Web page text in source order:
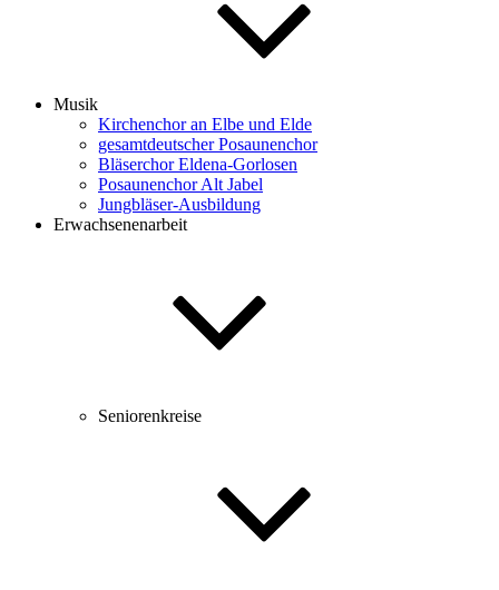
Musik
Kirchenchor an Elbe und Elde
gesamtdeutscher Posaunenchor
Bläserchor Eldena-Gorlosen
Posaunenchor Alt Jabel
Jungbläser-Ausbildung
Erwachsenenarbeit
Seniorenkreise